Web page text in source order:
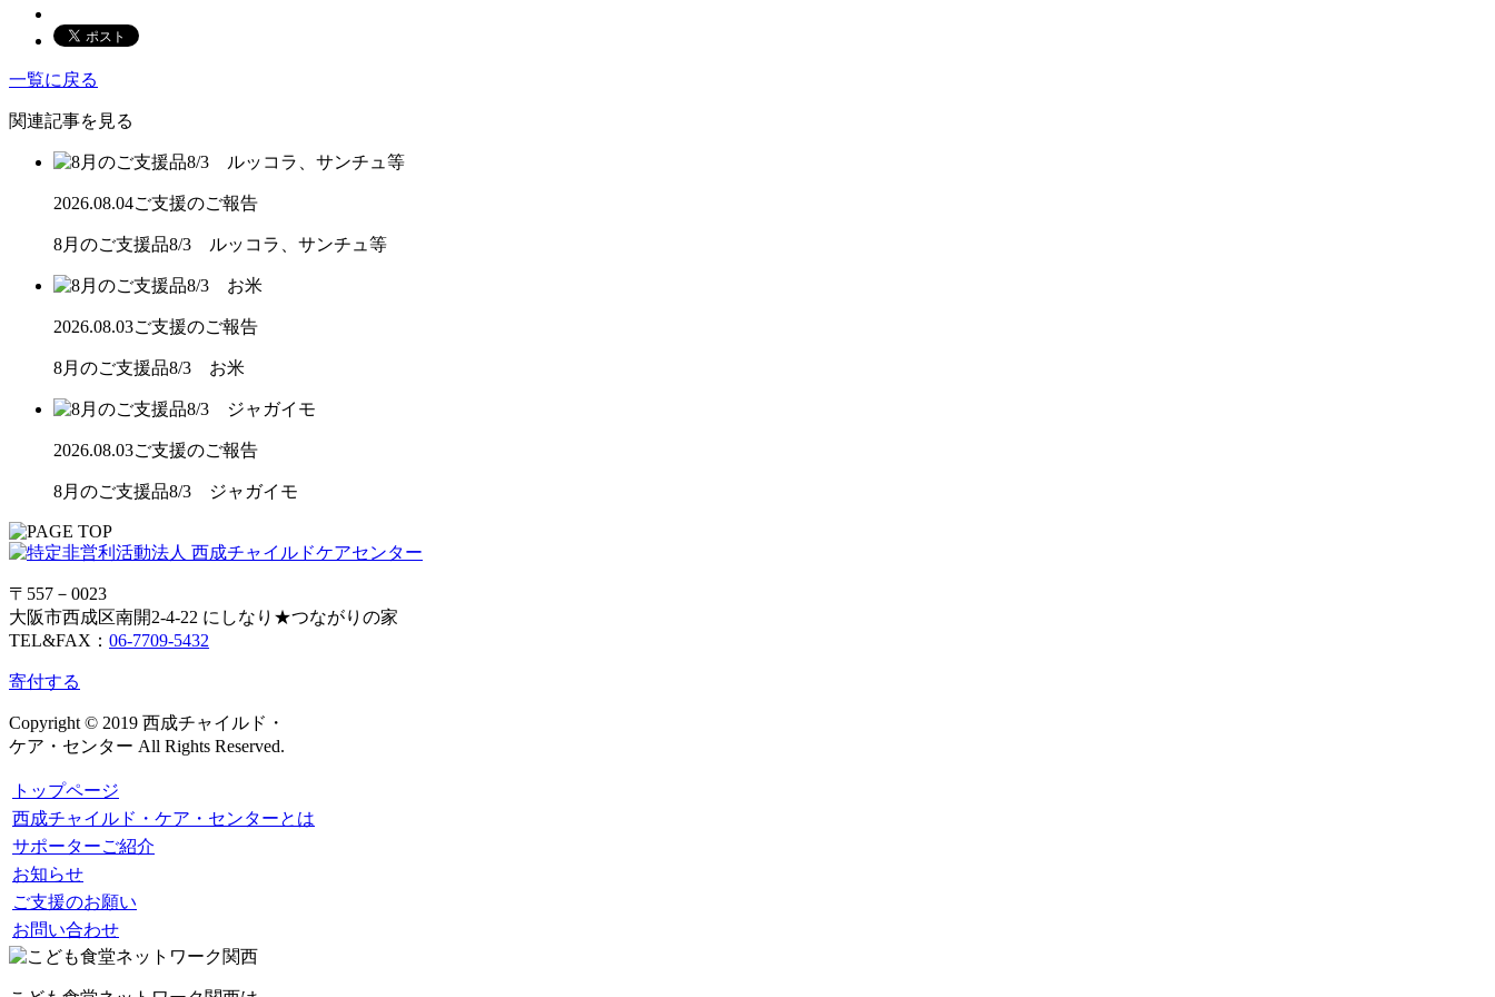
一覧に戻る
関連記事を見る
2026.08.04ご支援のご報告
8月のご支援品8/3 ルッコラ、サンチュ等
2026.08.03ご支援のご報告
8月のご支援品8/3 お米
2026.08.03ご支援のご報告
8月のご支援品8/3 ジャガイモ
〒557－0023
大阪市西成区南開2-4-22 にしなり★つながりの家
TEL&FAX： 06-7709-5432
寄付する
Copyright © 2019 西成チャイルド・
ケア・センター All Rights Reserved.
トップページ
西成チャイルド・ケア・センターとは
サポーターご紹介
お知らせ
ご支援のお願い
お問い合わせ